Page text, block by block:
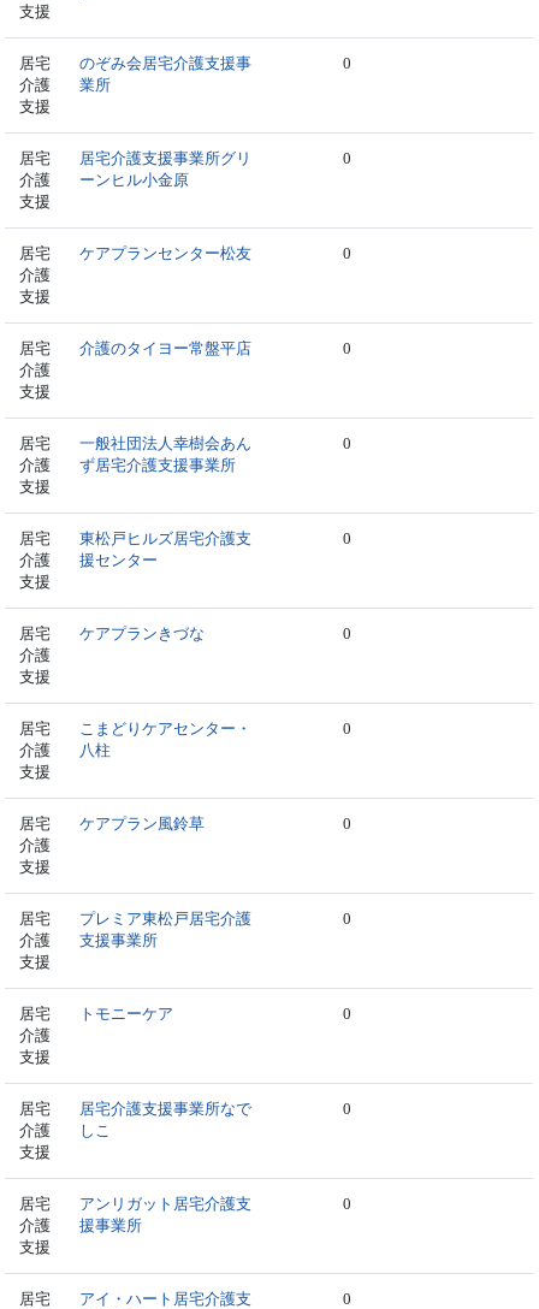
支援
居宅
介護
支援
のぞみ会居宅介護支援事
業所
0
居宅
介護
支援
居宅介護支援事業所グリ
ーンヒル小金原
0
居宅
介護
支援
ケアプランセンター松友 0
居宅
介護
支援
介護のタイヨー常盤平店 0
居宅
介護
支援
一般社団法人幸樹会あん
ず居宅介護支援事業所
0
居宅
介護
支援
東松戸ヒルズ居宅介護支
援センター
0
居宅
介護
支援
ケアプランきづな 0
居宅
介護
支援
こまどりケアセンター・
八柱
0
居宅
介護
支援
ケアプラン風鈴草 0
居宅
介護
支援
プレミア東松戸居宅介護
支援事業所
0
居宅
介護
支援
トモニーケア 0
居宅
介護
支援
居宅介護支援事業所なで
しこ
0
居宅
介護
支援
アンリガット居宅介護支
援事業所
0
居宅
アイ・ハート居宅介護支
0